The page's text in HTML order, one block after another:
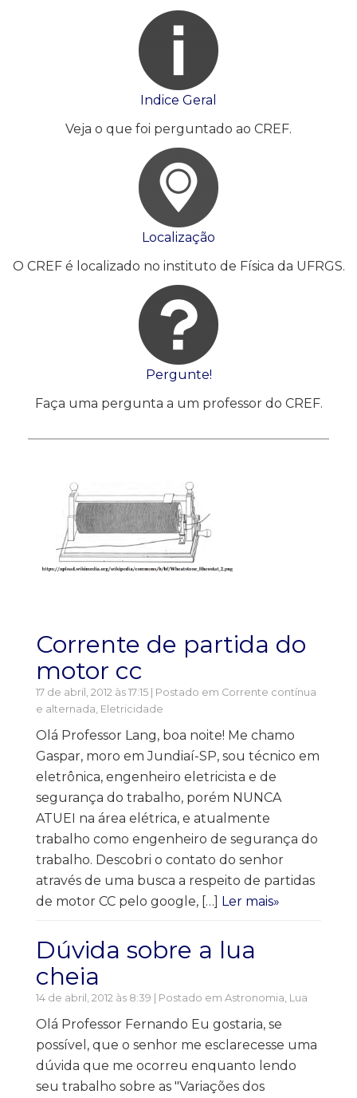
Indice Geral
Veja o que foi perguntado ao CREF.
Localização
O CREF é localizado no instituto de Física da UFRGS.
Pergunte!
Faça uma pergunta a um professor do CREF.
Corrente de partida do
motor cc
17 de abril, 2012 às 17:15 | Postado em Corrente contínua
e alternada Eletricidade
Olá Professor Lang, boa noite! Me chamo
Gaspar, moro em Jundiaí-SP, sou técnico em
eletrônica, engenheiro eletricista e de
segurança do trabalho, porém NUNCA
ATUEI na área elétrica, e atualmente
trabalho como engenheiro de segurança do
trabalho. Descobri o contato do senhor
através de uma busca a respeito de partidas
de motor CC pelo google, […] Ler mais»
Dúvida sobre a lua
cheia
14 de abril, 2012 às 8:39 | Postado em Astronomia Lua
Olá Professor Fernando Eu gostaria, se
possível, que o senhor me esclarecesse uma
dúvida que me ocorreu enquanto lendo
seu trabalho sobre as "Variações dos